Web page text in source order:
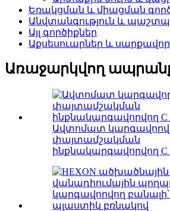
Եռակցման և միացման
Անվտանգություն և
Այլ գործիքներ
Աքսեսուարներ և
Առաջարկվող
Ավտոմատ
փայտամշակման
ինքնակարգավորվող C